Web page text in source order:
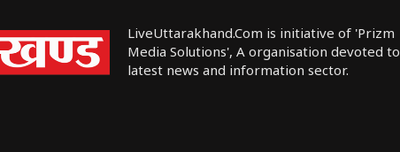
LiveUttarakhand.Com is initiative of 'Prizm
Media Solutions', A organisation devoted to
latest news and information sector.